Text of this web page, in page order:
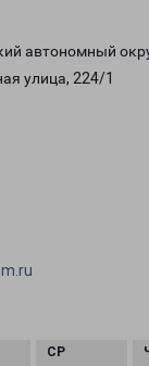
автономный
улица, 224/1